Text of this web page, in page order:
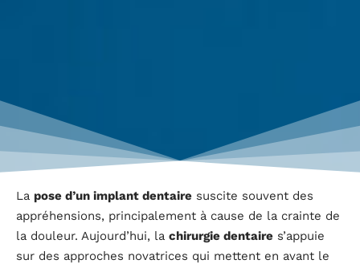
La pose d’un implant dentaire suscite souvent des
appréhensions, principalement à cause de la crainte de
la douleur. Aujourd’hui, la chirurgie dentaire s’appuie
sur des approches novatrices qui mettent en avant le